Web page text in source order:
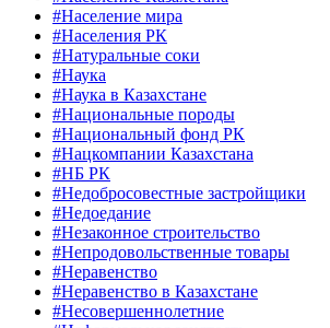
#Население мира
#Населения РК
#Натуральные соки
#Наука
#Наука в Казахстане
#Национальные породы
#Национальный фонд РК
#Нацкомпании Казахстана
#НБ РК
#Недобросовестные застройщики
#Недоедание
#Незаконное строительство
#Непродовольственные товары
#Неравенство
#Неравенство в Казахстане
#Несовершеннолетние